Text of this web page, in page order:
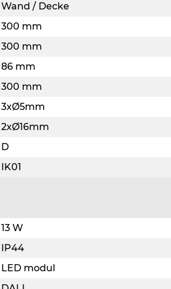
Wand / Decke
300 mm
300 mm
86 mm
300 mm
3xØ5mm
2xØ16mm
D
IK01
13 W
IP44
LED modul